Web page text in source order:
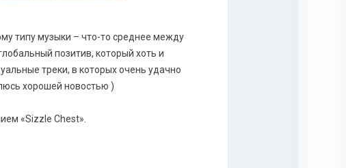
типу музыки – что-то среднее между
позитив, который хоть и
треки, в которых очень удачно
хорошей новостью )
«Sizzle Chest».